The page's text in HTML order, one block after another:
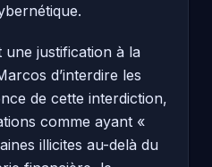
justification à la
d’interdire les
de cette interdiction,
comme ayant «
illicites au-delà du